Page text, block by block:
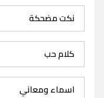
نكت مضحكة
كلام حب
اسماء ومعاني